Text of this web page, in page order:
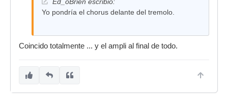
Yo pondría el chorus delante del tremolo.
Coincido totalmente ... y el ampli al final de todo.